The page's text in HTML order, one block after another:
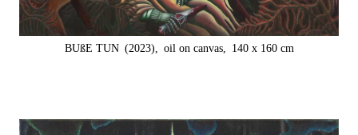
BUßE TUN (2023), oil on canvas, 140 x 160 cm